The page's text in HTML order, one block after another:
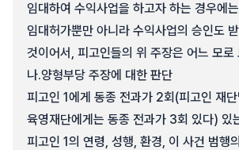
임대하여 수익사업을 하고자 하는 경우에
임대허가뿐만 아니라 수익사업의 승인도
것이어서, 피고인들의 위 주장은 어느 모로
나.양형부당 주장에 대한 판단
피고인 1에게 동종 전과가 2회(피고인 재
육영재단에게는 동종 전과가 3회 있다) 있
피고인 1의 연령, 성행, 환경, 이 사건 범행